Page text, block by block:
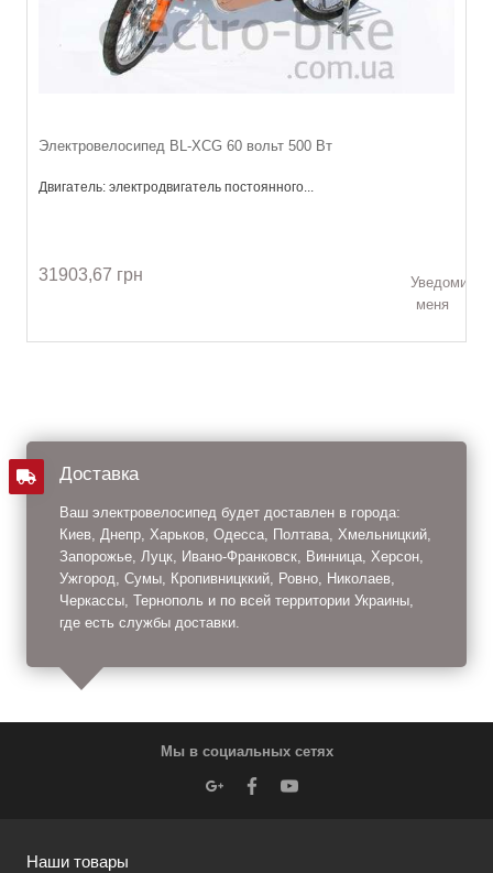
Электровелосипед BL-ХCG 60 вольт 500 Вт
Двигатель: электродвигатель постоянного...
31903,67 грн
Уведомить
меня
Доставка
Ваш электровелосипед будет доставлен в города:
Киев, Днепр, Харьков, Одесса, Полтава, Хмельницкий,
Запорожье, Луцк, Ивано-Франковск, Винница, Херсон,
Ужгород, Сумы, Кропивницккий, Ровно, Николаев,
Черкассы, Тернополь и по всей территории Украины,
где есть службы доставки.
Мы в социальных сетях
Наши товары